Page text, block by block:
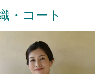
・コート